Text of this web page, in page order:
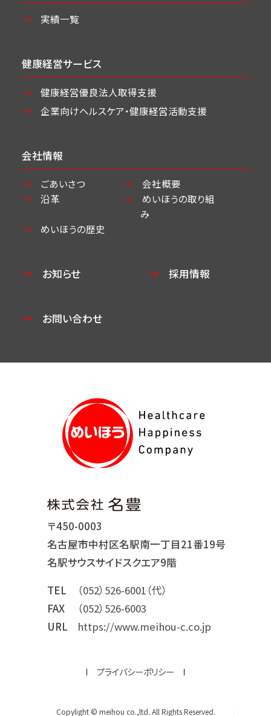
実績一覧
健康経営サービス
健康経営優良法人取得支援
企業向けヘルスケア・健康経営活動支援
会社情報
ごあいさつ
会社概要
沿革
めいほうの取り組
み
めいほうの歴史
お知らせ 採用情報
お問い合わせ
〒450-0003
名古屋市中村区名駅南一丁目21番19号
名駅サウスサイドスクエア9階
TEL
（052）526-6001（代）
FAX
（052）526-6003
URL
https://www.meihou-c.co.jp
プライバシーポリシー
Copylight © meihou co.,ltd. All Rights Reserved.